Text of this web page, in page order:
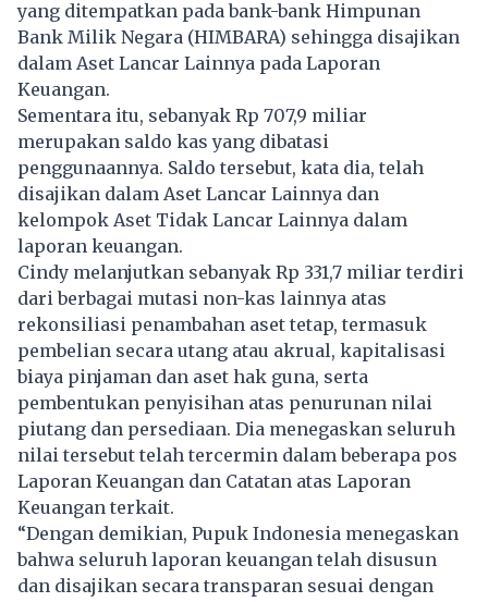
yang ditempatkan pada bank-bank Himpunan
Bank Milik Negara (HIMBARA) sehingga disajikan
dalam Aset Lancar Lainnya pada Laporan
Keuangan.
Sementara itu, sebanyak Rp 707,9 miliar
merupakan saldo kas yang dibatasi
penggunaannya. Saldo tersebut, kata dia, telah
disajikan dalam Aset Lancar Lainnya dan
kelompok Aset Tidak Lancar Lainnya dalam
laporan keuangan.
Cindy melanjutkan sebanyak Rp 331,7 miliar terdiri
dari berbagai mutasi non-kas lainnya atas
rekonsiliasi penambahan aset tetap, termasuk
pembelian secara utang atau akrual, kapitalisasi
biaya pinjaman dan aset hak guna, serta
pembentukan penyisihan atas penurunan nilai
piutang dan persediaan. Dia menegaskan seluruh
nilai tersebut telah tercermin dalam beberapa pos
Laporan Keuangan dan Catatan atas Laporan
Keuangan terkait.
“Dengan demikian, Pupuk Indonesia menegaskan
bahwa seluruh laporan keuangan telah disusun
dan disajikan secara transparan sesuai dengan